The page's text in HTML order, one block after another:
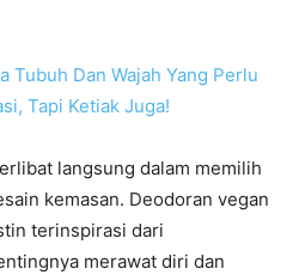
Tubuh Dan Wajah Yang Perlu
Tapi Ketiak Juga!
langsung dalam memilih
kemasan. Deodoran vegan
terinspirasi dari
merawat diri dan